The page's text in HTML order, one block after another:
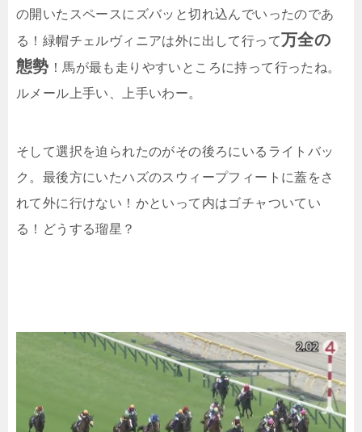
の開いたスペースにズバッと切れ込んでいったのであ
る！緑帽チェルヴィニアは外に出して行って万全の
態勢 ！馬が最も走りやすいところに持って行ったね。
ルメール上手い、上手いわー。
そして選択を迫られたのがその後ろにいるライトバッ
ク。最後方にいたハズのスウィープフィートに蓋をさ
れて外に行けない！かといって内はゴチャついてい
る！どうする瑠星？